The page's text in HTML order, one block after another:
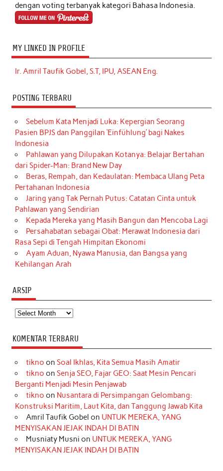
dengan voting terbanyak kategori Bahasa Indonesia.
MY LINKED IN PROFILE
Ir. Amril Taufik Gobel, S.T, IPU, ASEAN Eng.
POSTING TERBARU
Sebelum Kata Menjadi Luka: Kepergian Seorang
Pasien BPJS dan Panggilan ‘Einfühlung’ bagi Nakes
Indonesia
Pahlawan yang Dilupakan Kotanya: Belajar Bertahan
dari Spider-Man: Brand New Day
Beras, Rempah, dan Kedaulatan: Membaca Ulang Peta
Pertahanan Indonesia
Jaring yang Tak Pernah Putus: Catatan Cinta untuk
Pahlawan yang Sendirian
Kepada Mereka yang Masih Bangun dan Mencoba Lagi
Persahabatan sebagai Obat: Merawat Indonesia dari
Rasa Sepi di Tengah Himpitan Ekonomi
Ayam Aduan, Nyawa Manusia, dan Bangsa yang
Kehilangan Arah
ARSIP
Arsip
KOMENTAR TERBARU
tikno on Soal Ikhlas, Kita Semua Masih Amatir
tikno on Senja SEO, Fajar GEO: Saat Mesin Pencari
Berganti Menjadi Mesin Penjawab
tikno on Nusantara di Persimpangan Gelombang:
Konstruksi Maritim, Laut Kita, dan Tanggung Jawab Kita
Amril Taufik Gobel on UNTUK MEREKA, YANG
MENYISAKAN JEJAK INDAH DI BATIN
Musniaty Musni on UNTUK MEREKA, YANG
MENYISAKAN JEJAK INDAH DI BATIN